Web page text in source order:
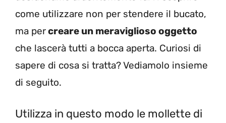
come utilizzare non per stendere il bucato,
ma percreare un meraviglioso oggetto
che lascerà tutti a bocca aperta. Curiosi di
sapere di cosa si tratta? Vediamolo insieme
di seguito.
Utilizza in questo modo le mollette di